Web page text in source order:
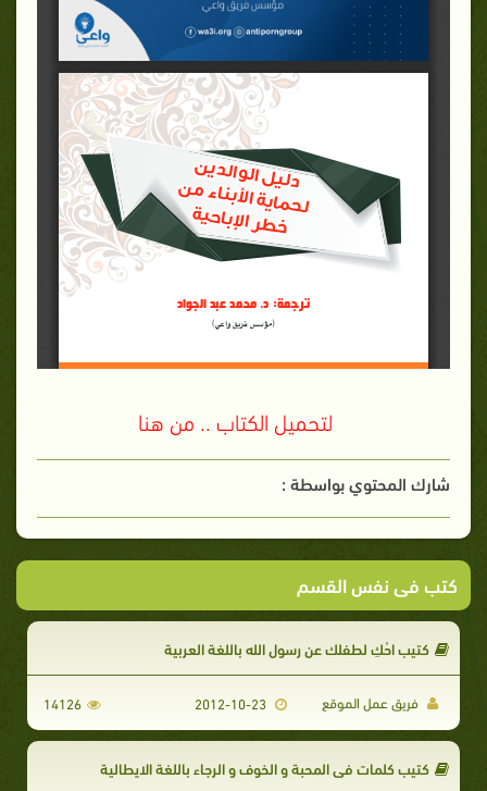
لتحميل الكتاب .. من هنا
شارك المحتوي بواسطة :
كتب فى نفس القسم
كتيب احْكِ لطفلك عن رسول الله باللغة العربية
فريق عمل الموقع 14126
كتيب كلمات في المحبة و الخوف و الرجاء باللغة الايطالية